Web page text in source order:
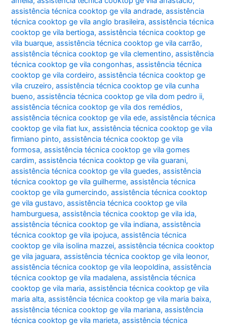
assistência técnica cooktop ge vila andrade,assistência
técnica cooktop ge vila anglo brasileira,assistência técnica
cooktop ge vila bertioga,assistência técnica cooktop ge
vila buarque,assistência técnica cooktop ge vila carrão,
assistência técnica cooktop ge vila clementino,assistência
técnica cooktop ge vila congonhas,assistência técnica
cooktop ge vila cordeiro,assistência técnica cooktop ge
vila cruzeiro,assistência técnica cooktop ge vila cunha
bueno,assistência técnica cooktop ge vila dom pedro ii,
assistência técnica cooktop ge vila dos remédios,
assistência técnica cooktop ge vila ede,assistência técnica
cooktop ge vila fiat lux,assistência técnica cooktop ge vila
firmiano pinto,assistência técnica cooktop ge vila
formosa,assistência técnica cooktop ge vila gomes
cardim,assistência técnica cooktop ge vila guarani,
assistência técnica cooktop ge vila guedes,assistência
técnica cooktop ge vila guilherme,assistência técnica
cooktop ge vila gumercindo,assistência técnica cooktop
ge vila gustavo,assistência técnica cooktop ge vila
hamburguesa,assistência técnica cooktop ge vila ida,
assistência técnica cooktop ge vila indiana,assistência
técnica cooktop ge vila ipojuca,assistência técnica
cooktop ge vila isolina mazzei,assistência técnica cooktop
ge vila jaguara,assistência técnica cooktop ge vila leonor,
assistência técnica cooktop ge vila leopoldina,assistência
técnica cooktop ge vila madalena,assistência técnica
cooktop ge vila maria,assistência técnica cooktop ge vila
maria alta,assistência técnica cooktop ge vila maria baixa,
assistência técnica cooktop ge vila mariana,assistência
técnica cooktop ge vila marieta,assistência técnica